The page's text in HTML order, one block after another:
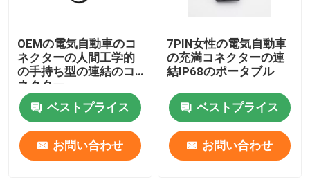
OEMの電気自動車のコ
ネクターの人間工学的
の手持ち型の連結のコ
ネクター
ベストプライス
お問い合わせ
7PIN女性の電気自動車
の充満コネクターの連
結IP68のポータブル
ベストプライス
お問い合わせ